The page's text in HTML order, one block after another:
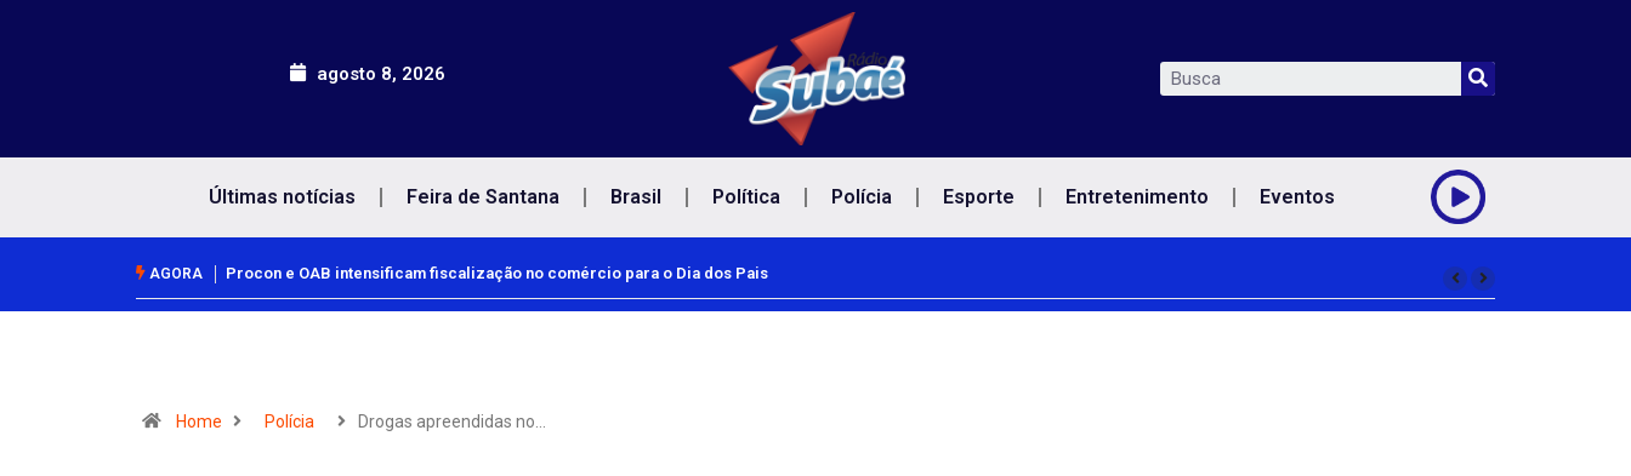
agosto 8, 2026
Últimas notícias Feira de Santana Brasil Política Polícia Esporte Entretenimento Eventos
AGORA Procon e OAB intensificam fiscalização no comércio para o Dia dos Pais
Home Polícia Drogas apreendidas no…